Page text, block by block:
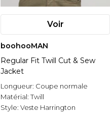
Voir
boohooMAN
Regular Fit Twill Cut & Sew
Jacket
Longueur: Coupe normale
Matérial:Twill
Style: Veste Harrington